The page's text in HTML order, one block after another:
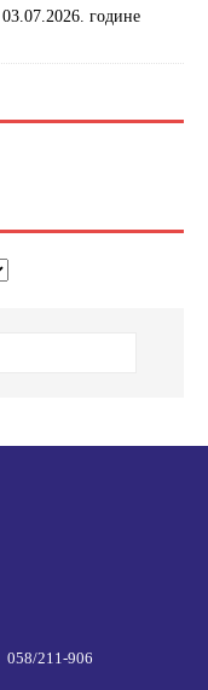
године
058/211-906